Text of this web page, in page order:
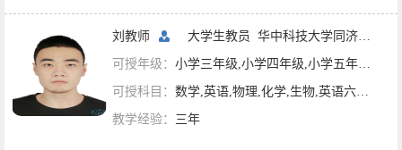
刘教师 大学生教员 华中科技大学同济医学院
可授年级： 小学三年级,小学四年级,小学五年级,小学六年级,初一,初二,初三,高一,高二,高三,英语四六级,考研辅导
可授科目： 数学,英语,物理,化学,生物,英语六级,英语四级,考研英语,理科综合
教学经验： 三年